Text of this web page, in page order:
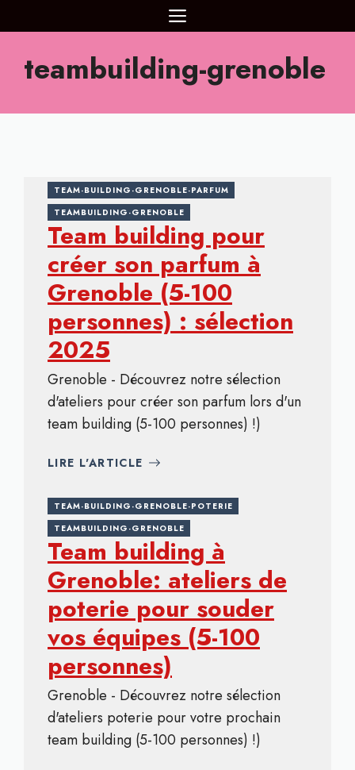
au
MENU
teambuilding-grenoble
TEAM-BUILDING-GRENOBLE-PARFUM
TEAMBUILDING-GRENOBLE
Team building pour
créer son parfum à
Grenoble (5-100
personnes) : sélection
2025
Grenoble - Découvrez notre sélection
d'ateliers pour créer son parfum lors d'un
team building (5-100 personnes) !)
LIRE L'ARTICLE
TEAM-BUILDING-GRENOBLE-POTERIE
TEAMBUILDING-GRENOBLE
Team building à
Grenoble: ateliers de
poterie pour souder
vos équipes (5-100
personnes)
Grenoble - Découvrez notre sélection
d'ateliers poterie pour votre prochain
team building (5-100 personnes) !)